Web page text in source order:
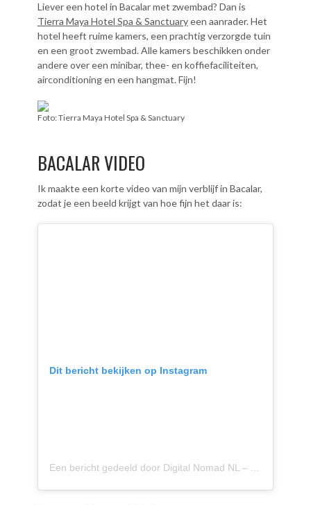
Liever een hotel in Bacalar met zwembad? Dan is
Tierra Maya Hotel Spa & Sanctuaryeen aanrader. Het
hotel heeft ruime kamers, een prachtig verzorgde tuin
en een groot zwembad. Alle kamers beschikken onder
andere over een minibar, thee- en koffiefaciliteiten,
airconditioningen een hangmat. Fijn!
Foto: Tierra Maya Hotel Spa & Sanctuary
BACALAR VIDEO
Ik maakte een korte video van mijn verblijf in Bacalar,
zodat je een beeld krijgt van hoe fijn het daar is:
Dit bericht bekijken op Instagram